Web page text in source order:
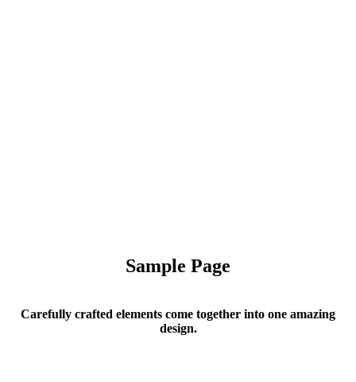
Sample Page
Carefully crafted elements come together into one amazing
design.